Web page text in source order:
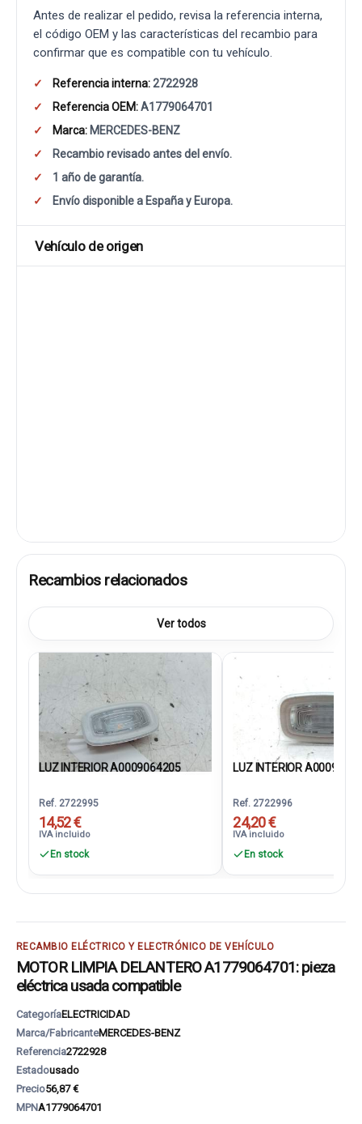
Antes de realizar el pedido, revisa la referencia interna,
el código OEM y las características del recambio para
confirmar que es compatible con tu vehículo.
Referencia interna:2722928
Referencia OEM:A1779064701
Marca: MERCEDES-BENZ
Recambio revisado antes del envío.
1 año de garantía.
Envío disponible a España y Europa.
Vehículo de origen
Recambios relacionados
Ver todos
LUZ INTERIOR A0009064205
Ref. 2722995
14,52 €
IVA incluido
En stock
LUZ INTERIOR
Ref. 2722996
24,20 €
IVA incluido
En stock
RECAMBIO ELÉCTRICO Y ELECTRÓNICO DE VEHÍCULO
MOTOR LIMPIA DELANTERO A1779064701: pieza
eléctrica usada compatible
CategoríaELECTRICIDAD
Marca/FabricanteMERCEDES-BENZ
Referencia2722928
Estadousado
Precio56,87 €
MPNA1779064701